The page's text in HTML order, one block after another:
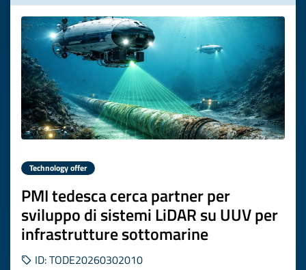
Technology offer
PMI tedesca cerca partner per
sviluppo di sistemi LiDAR su UUV per
infrastrutture sottomarine
ID: TODE20260302010